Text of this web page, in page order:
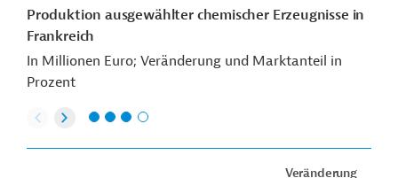
Produktion ausgewählter chemischer Erzeugnisse in
Frankreich
In Millionen Euro; Veränderung und Marktanteil in
Prozent
Veränderung